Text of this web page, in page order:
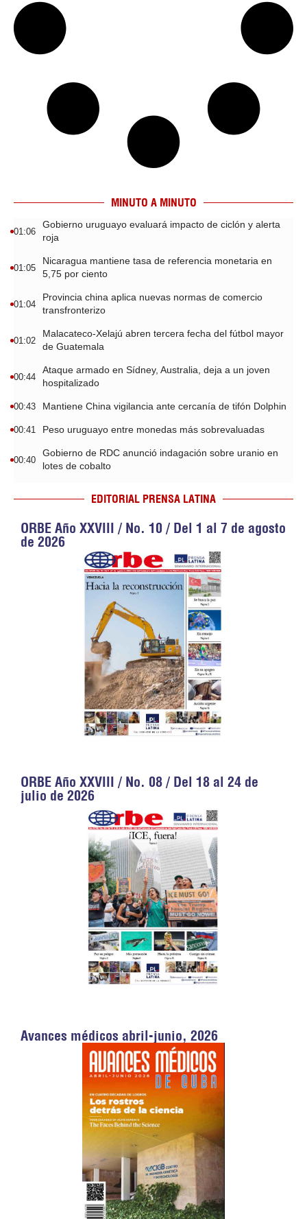
MINUTO A MINUTO
01:06
Gobierno uruguayo evaluará impacto de ciclón y alerta
roja
01:05
Nicaragua mantiene tasa de referencia monetaria en
5,75 por ciento
01:04
Provincia china aplica nuevas normas de comercio
transfronterizo
01:02
Malacateco-Xelajú abren tercera fecha del fútbol mayor
de Guatemala
00:44
Ataque armado en Sídney, Australia, deja a un joven
hospitalizado
00:43 Mantiene China vigilancia ante cercanía de tifón Dolphin
00:41 Peso uruguayo entre monedas más sobrevaluadas
00:40
Gobierno de RDC anunció indagación sobre uranio en
lotes de cobalto
EDITORIAL PRENSA LATINA
ORBE Año XXVIII / No. 10 / Del 1 al 7 de agosto
de 2026
ORBE Año XXVIII / No. 08 / Del 18 al 24 de
julio de 2026
Avances médicos abril-junio, 2026